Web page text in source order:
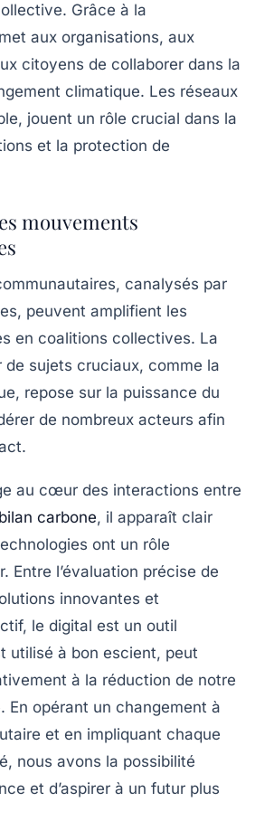
. Grâce à la
aux organisations, aux
citoyens de collaborer dans la
climatique. Les réseaux
jouent un rôle crucial dans la
et la protection de
mouvements
canalysés par
peuvent amplifient les
en coalitions collectives. La
de sujets cruciaux, comme la
repose sur la puissance du
de nombreux acteurs afin
au cœur des interactions entre
bilan carbone, il apparaît clair
ont un rôle
Entre l’évaluation précise de
innovantes et
le digital est un outil
utilisé à bon escient, peut
à la réduction de notre
En opérant un changement à
et en impliquant chaque
nous avons la possibilité
et d’aspirer à un futur plus